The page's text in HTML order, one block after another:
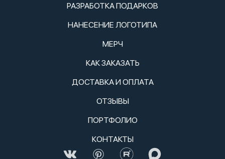
РАЗРАБОТКА ПОДАРКОВ
НАНЕСЕНИЕ ЛОГОТИПА
МЕРЧ
КАК ЗАКАЗАТЬ
ДОСТАВКА И ОПЛАТА
ОТЗЫВЫ
ПОРТФОЛИО
КОНТАКТЫ